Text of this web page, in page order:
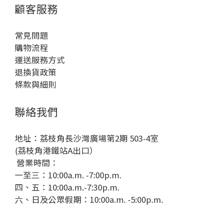
顧客服務
常見問題
購物流程
運送服務方式
退換貨政策
條款與細則
聯絡我們
地址：荔枝角長沙灣廣場第2期 503-4室
(荔枝角港鐵站A出口）
營業時間：
一至三：10:00a.m. -7:00p.m.
四、五：10:00a.m.-7:30p.m.
六、日及公眾假期：10:00a.m. -5:00p.m.